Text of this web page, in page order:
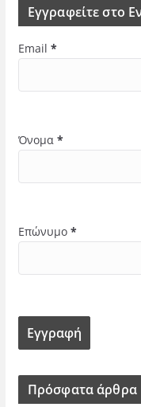
Εγγραφείτε στο
Email *
Όνομα *
Επώνυμο *
Πρόσφατα άρθρα